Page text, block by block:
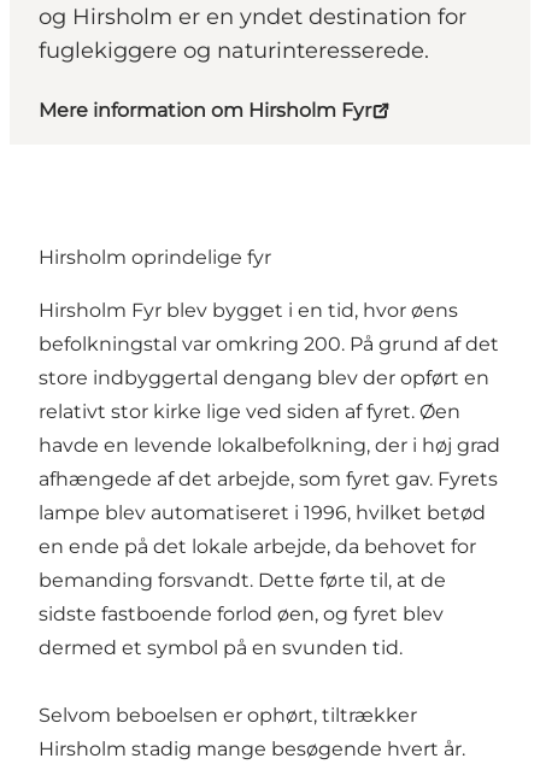
og Hirsholm er en yndet destination for
fuglekiggere og naturinteresserede.
Mere information om Hirsholm Fyr
Hirsholm oprindelige fyr
Hirsholm Fyr blev bygget i en tid, hvor øens
befolkningstal var omkring 200. På grund af det
store indbyggertal dengang blev der opført en
relativt stor kirke lige ved siden af fyret. Øen
havde en levende lokalbefolkning, der i høj grad
afhængede af det arbejde, som fyret gav. Fyrets
lampe blev automatiseret i 1996, hvilket betød
en ende på det lokale arbejde, da behovet for
bemanding forsvandt. Dette førte til, at de
sidste fastboende forlod øen, og fyret blev
dermed et symbol på en svunden tid.
Selvom beboelsen er ophørt, tiltrækker
Hirsholm stadig mange besøgende hvert år.